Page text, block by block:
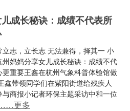
成长秘诀：成绩不代表所
志，立长志 无法兼得，择其一 小
妈妈分享女儿成长秘诀：成绩不代
重要王鑫在杭州气象科普体验馆做
鑫带领同学们在紫阳街道给残疾人
商报小记者环保主题采访中和一位
更多